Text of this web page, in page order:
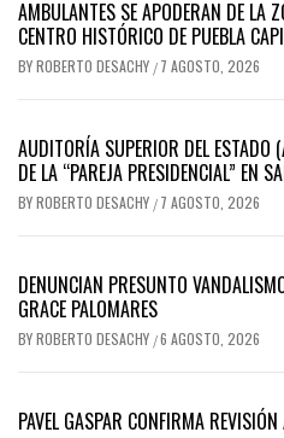
AMBULANTES SE APODERAN DE LA
CENTRO HISTÓRICO DE PUEBLA
BYROBERTO DESACHY / 7 AGOSTO, 2026
AUDITORÍA SUPERIOR DEL ESTADO
DE LA “PAREJA PRESIDENCIAL” EN
BYROBERTO DESACHY / 7 AGOSTO, 2026
DENUNCIAN PRESUNTO
GRACE PALOMARES
BYROBERTO DESACHY /6 AGOSTO, 2026
PAVEL GASPAR CONFIRMA